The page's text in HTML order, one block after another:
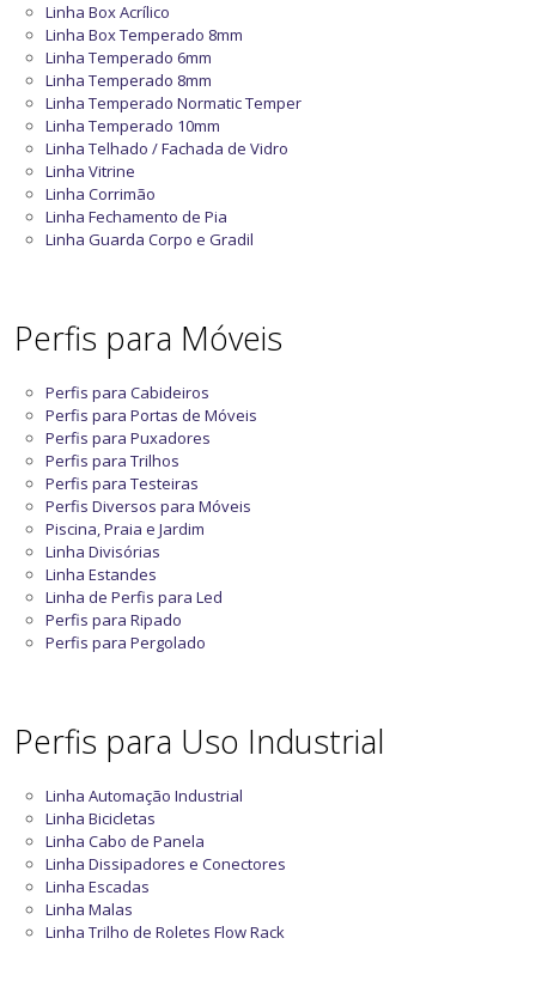
Linha Box Acrílico
Linha Box Temperado 8mm
Linha Temperado 6mm
Linha Temperado 8mm
Linha Temperado Normatic Temper
Linha Temperado 10mm
Linha Telhado / Fachada de Vidro
Linha Vitrine
Linha Corrimão
Linha Fechamento de Pia
Linha Guarda Corpo e Gradil
Perfis para Móveis
Perfis para Cabideiros
Perfis para Portas de Móveis
Perfis para Puxadores
Perfis para Trilhos
Perfis para Testeiras
Perfis Diversos para Móveis
Piscina, Praia e Jardim
Linha Divisórias
Linha Estandes
Linha de Perfis para Led
Perfis para Ripado
Perfis para Pergolado
Perfis para Uso Industrial
Linha Automação Industrial
Linha Bicicletas
Linha Cabo de Panela
Linha Dissipadores e Conectores
Linha Escadas
Linha Malas
Linha Trilho de Roletes Flow Rack